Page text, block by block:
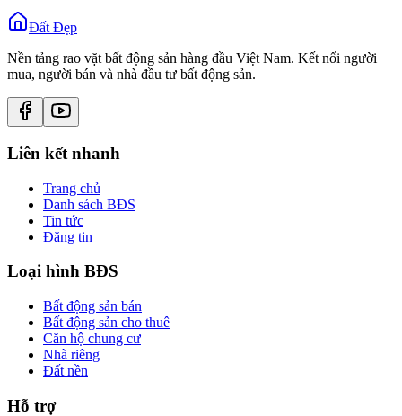
Đất Đẹp
Nền tảng rao vặt bất động sản hàng đầu Việt Nam. Kết nối người
mua, người bán và nhà đầu tư bất động sản.
Liên kết nhanh
Trang chủ
Danh sách BĐS
Tin tức
Đăng tin
Loại hình BĐS
Bất động sản bán
Bất động sản cho thuê
Căn hộ chung cư
Nhà riêng
Đất nền
Hỗ trợ